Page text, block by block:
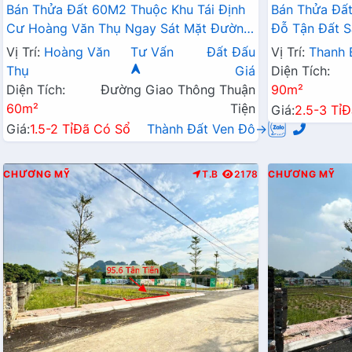
Bán Thửa Đất 60M2 Thuộc Khu Tái Định
Cư Hoàng Văn Thụ Ngay Sát Mặt Đường
Kinh Doanh QL21A
Vị Trí: Hoàng Văn
Thụ
Tư Vấn
Đất Đấu
Giá
Diện Tích:
60m²
Đường Giao Thông Thuận
Tiện
Giá:1.5-2 TỉĐã Có Sổ Thành Đất Ven Đô→
Bán Thửa
Đỗ Tận Đất
Liên Xã
Vị Trí: Thanh
Diện Tích:
90m²
Giá:2.5-3 Tỉ
CHƯƠNG MỸ T.B 2178 CHƯƠNG MỸ